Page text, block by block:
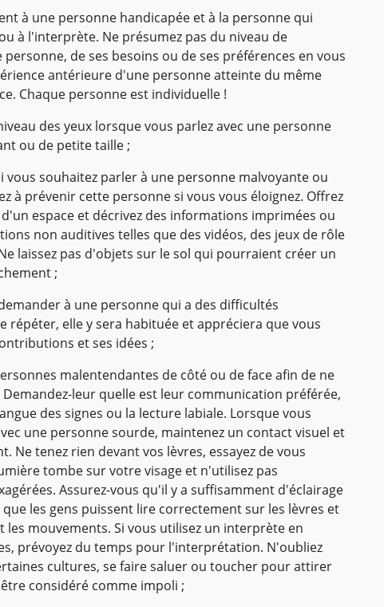
à une personne handicapée et à la personne qui
à l'interprète. Ne présumez pas du niveau de
de ses besoins ou de ses préférences en vous
antérieure d'une personne atteinte du même
Chaque personne est individuelle !
des yeux lorsque vous parlez avec une personne
ou de petite taille ;
vous souhaitez parler à une personne malvoyante ou
à prévenir cette personne si vous vous éloignez. Offrez
espace et décrivez des informations imprimées ou
non auditives telles que des vidéos, des jeux de rôle
laissez pas d'objets sur le sol qui pourraient créer un
;
à une personne qui a des difficultés
répéter, elle y sera habituée et appréciera que vous
et ses idées ;
malentendantes de côté ou de face afin de ne
Demandez-leur quelle est leur communication préférée,
des signes ou la lecture labiale. Lorsque vous
une personne sourde, maintenez un contact visuel et
Ne tenez rien devant vos lèvres, essayez de vous
tombe sur votre visage et n'utilisez pas
Assurez-vous qu'il y a suffisamment d'éclairage
les gens puissent lire correctement sur les lèvres et
les mouvements. Si vous utilisez un interprète en
prévoyez du temps pour l'interprétation. N'oubliez
cultures, se faire saluer ou toucher pour attirer
considéré comme impoli ;